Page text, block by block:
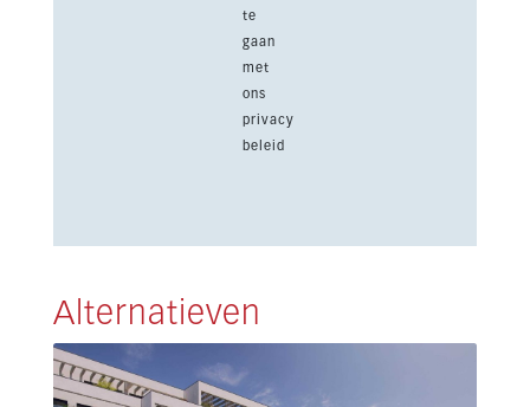
te
gaan
met
ons
privacy
beleid
Alternatieven